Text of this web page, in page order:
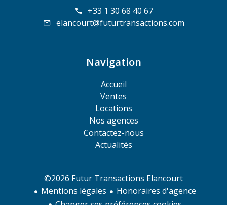
+33 1 30 68 40 67
elancourt@futurtransactions.com
Navigation
Accueil
Ventes
Locations
Nos agences
Contactez-nous
Actualités
©2026 Futur Transactions Elancourt
Mentions légales
Honoraires d'agence